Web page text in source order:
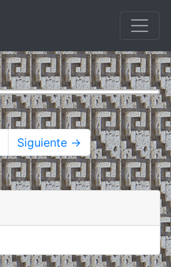
Siguiente →